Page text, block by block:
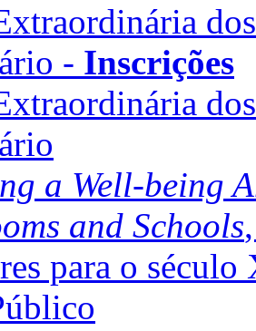
- Inscrições
a Well-being
and Schools
para o